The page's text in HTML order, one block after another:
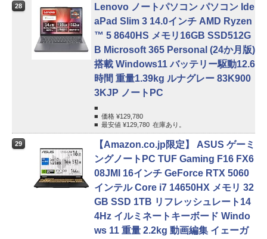
28
Lenovo ノートパソコン パソコン Ide
aPad Slim 3 14.0インチ AMD Ryzen
™ 5 8640HS メモリ16GB SSD512G
B Microsoft 365 Personal (24か月版)
搭載 Windows11 バッテリー駆動12.6
時間 重量1.39kg ルナグレー 83K900
3KJP ノートPC
価格 ¥129,780
最安値 ¥129,780 在庫あり。
29
【Amazon.co.jp限定】 ASUS ゲーミ
ングノートPC TUF Gaming F16 FX6
08JMI 16インチ GeForce RTX 5060
インテル Core i7 14650HX メモリ 32
GB SSD 1TB リフレッシュレート14
4Hz イルミネートキーボード Windo
ws 11 重量 2.2kg 動画編集 イェーガ